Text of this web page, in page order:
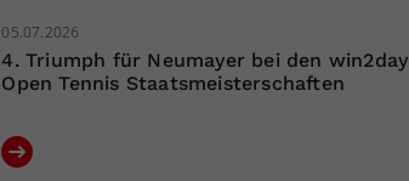
05.07.2026
4. Triumph für Neumayer bei den win2day
Open Tennis Staatsmeisterschaften